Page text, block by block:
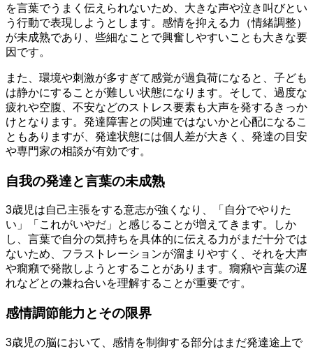
を言葉でうまく伝えられないため、大きな声や泣き叫びとい
う行動で表現しようとします。感情を抑える力（情緒調整）
が未成熟であり、些細なことで興奮しやすいことも大きな要
因です。
また、環境や刺激が多すぎて感覚が過負荷になると、子ども
は静かにすることが難しい状態になります。そして、過度な
疲れや空腹、不安などのストレス要素も大声を発するきっか
けとなります。発達障害との関連ではないかと心配になるこ
ともありますが、発達状態には個人差が大きく、発達の目安
や専門家の相談が有効です。
自我の発達と言葉の未成熟
3歳児は自己主張をする意志が強くなり、「自分でやりた
い」「これがいやだ」と感じることが増えてきます。しか
し、言葉で自分の気持ちを具体的に伝える力がまだ十分では
ないため、フラストレーションが溜まりやすく、それを大声
や癇癪で発散しようとすることがあります。癇癪や言葉の遅
れなどとの兼ね合いを理解することが重要です。
感情調節能力とその限界
3歳児の脳において、感情を制御する部分はまだ発達途上で